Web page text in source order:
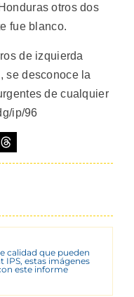
otros dos
fue blanco.
de izquierda
se desconoce la
de cualquier
ip/96
calidad que pueden
IPS, estas imágenes
este informe